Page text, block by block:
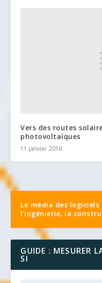
Vers des routes
photovoltaïques
11 janvier 2016
Le média des
l’ingénierie, la
GUIDE : MESURER
SI